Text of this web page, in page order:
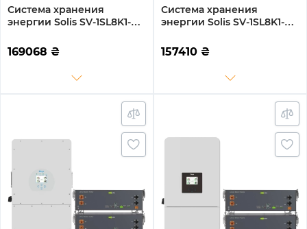
Система хранения
энергии Solis SV-1SL8K1-
3BAT LiFePO4 6000
циклов (SV-1SL8K1-
169068 ₴
Система хранения
энергии Solis SV-1SL8K1-
1BAT LiFePO4 6000 циклов
(SV-1SL8K1-SV14.3K1-1)
157410 ₴